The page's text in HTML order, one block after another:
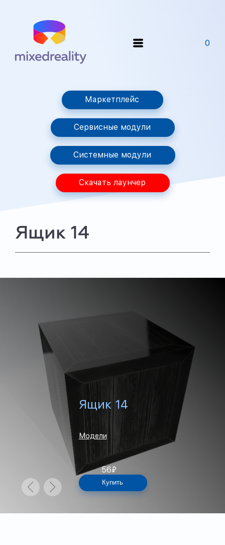
0
Маркетплейс
Сервисные модули
Системные модули
Скачать лаунчер
Ящик 14
Ящик 14
Модели
56₽
Купить